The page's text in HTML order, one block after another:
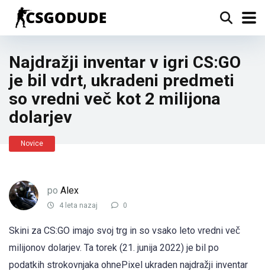
Najdražji inventar v igri CS:GO
je bil vdrt, ukradeni predmeti
so vredni več kot 2 milijona
dolarjev
Novice
po Alex
4 leta nazaj 0
Skini za CS:GO imajo svoj trg in so vsako leto vredni več
milijonov dolarjev. Ta torek (21. junija 2022) je bil po
podatkih strokovnjaka ohnePixel ukraden najdražji inventar